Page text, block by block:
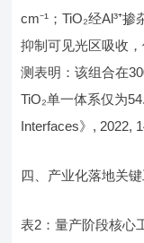
cm⁻¹；TiO₂经Al³⁺
抑制可见光区吸收
测表明：该组合在
TiO₂单一体系仅为
Interfaces》, 2022,
四、产业化落地关
表2：量产阶段核心